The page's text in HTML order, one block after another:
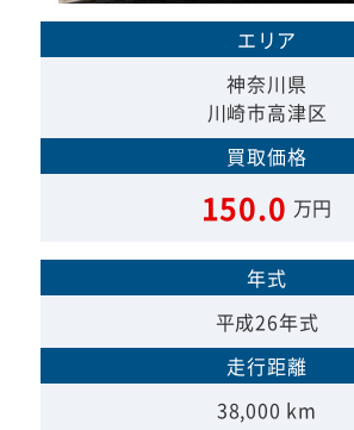
エリア
神奈川県
川崎市高津区
買取価格
150.0 万円
年式
平成26年式
走行距離
38,000 km